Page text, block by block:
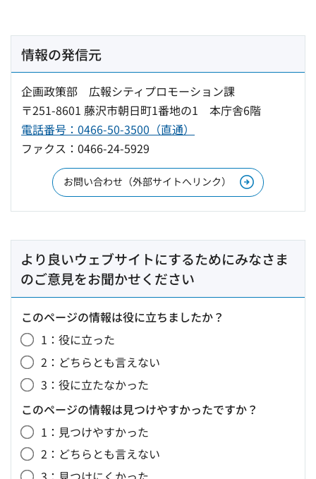
情報の発信元
企画政策部 広報シティプロモーション課
〒251-8601 藤沢市朝日町1番地の1 本庁舎6階
電話番号：0466-50-3500（直通）
ファクス：0466-24-5929
お問い合わせ（外部サイトへリンク）
より良いウェブサイトにするためにみなさま
のご意見をお聞かせください
このページの情報は役に立ちましたか？
1：役に立った
2：どちらとも言えない
3：役に立たなかった
このページの情報は見つけやすかったですか？
1：見つけやすかった
2：どちらとも言えない